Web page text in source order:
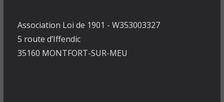
Association Loi de 1901 - W353003327
5 route d’Iffendic
35160 MONTFORT-SUR-MEU